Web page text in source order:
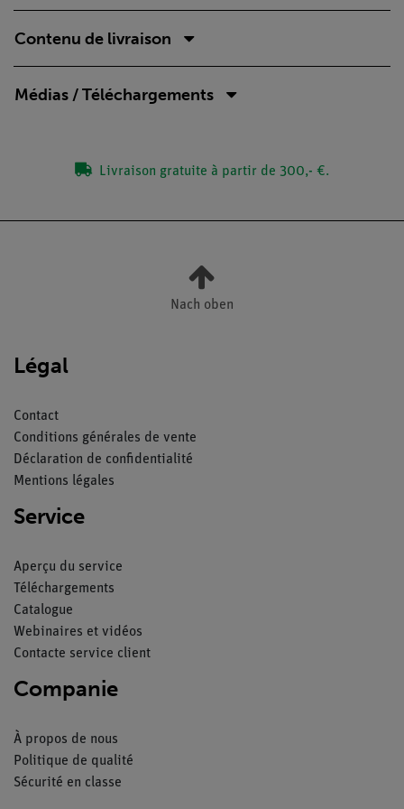
Contenu de livraison
Médias / Téléchargements
Livraison gratuite à partir de 300,- €.
Nach oben
Légal
Contact
Conditions générales de vente
Déclaration de confidentialité
Mentions légales
Service
Aperçu du service
Téléchargements
Catalogue
Webinaires et vidéos
Contacte service client
Companie
À propos de nous
Politique de qualité
Sécurité en classe